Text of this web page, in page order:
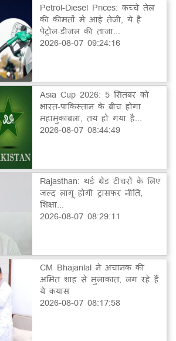
Petrol-Diesel Prices: कच्चे तेल
की कीमतों में आई तेजी, ये है
पेट्रोल-डीजल की ताजा...
2026-08-07 09:24:16
Asia Cup 2026: 5 सितंबर को
भारत-पाकिस्तान के बीच होगा
महामुकाबला, तय हो गया है...
2026-08-07 08:44:49
Rajasthan: थर्ड ग्रेड टीचरों के लिए
जल्द लागू होगी ट्रांसफर नीति,
शिक्षा...
2026-08-07 08:29:11
CM Bhajanlal ने अचानक की
अमित शाह से मुलाकात, लग रहे हैं
ये कयास
2026-08-07 08:17:58